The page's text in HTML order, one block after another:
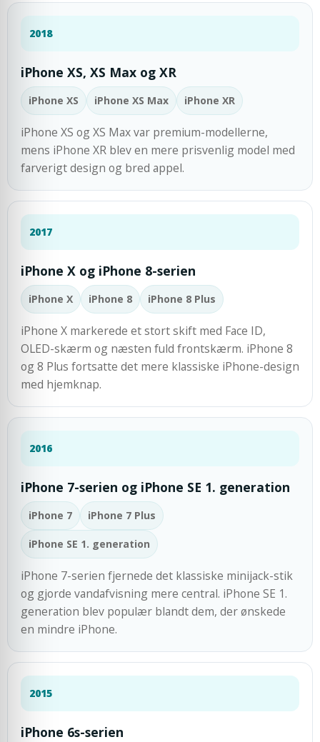
2018
iPhone XS, XS Max og XR
iPhone XS iPhone XS Max iPhone XR
iPhone XS og XS Max var premium-modellerne,
mens iPhone XR blev en mere prisvenlig model med
farverigt design og bred appel.
2017
iPhone X og iPhone 8-serien
iPhone X iPhone 8 iPhone 8 Plus
iPhone X markerede et stort skift med Face ID,
OLED-skærm og næsten fuld frontskærm. iPhone 8
og 8 Plus fortsatte det mere klassiske iPhone-design
med hjemknap.
2016
iPhone 7-serien og iPhone SE 1. generation
iPhone 7 iPhone 7 Plus
iPhone SE 1. generation
iPhone 7-serien fjernede det klassiske minijack-stik
og gjorde vandafvisning mere central. iPhone SE 1.
generation blev populær blandt dem, der ønskede
en mindre iPhone.
2015
iPhone 6s-serien